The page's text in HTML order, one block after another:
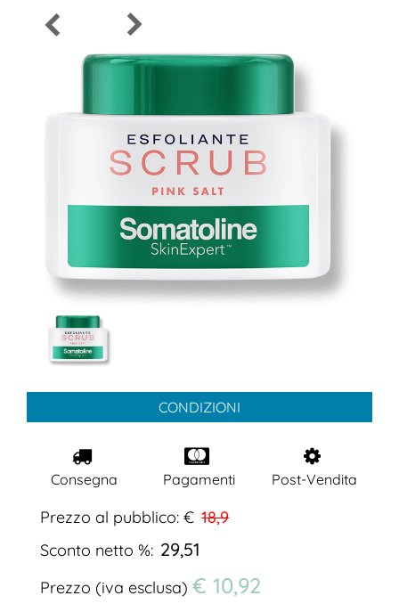
CONDIZIONI
Consegna Pagamenti Post-Vendita
Prezzo al pubblico: € 18,9
Sconto netto %: 29,51
Prezzo (iva esclusa) € 10,92